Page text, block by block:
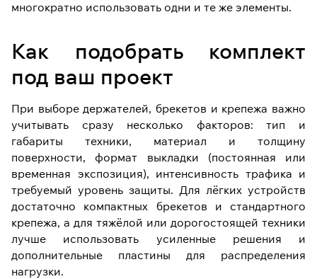
многократно использовать одни и те же элементы.
Как подобрать комплект
под ваш проект
При выборе держателей, брекетов и крепежа важно
учитывать сразу несколько факторов: тип и
габариты техники, материал и толщину
поверхности, формат выкладки (постоянная или
временная экспозиция), интенсивность трафика и
требуемый уровень защиты. Для лёгких устройств
достаточно компактных брекетов и стандартного
крепежа, а для тяжёлой или дорогостоящей техники
лучше использовать усиленные решения и
дополнительные пластины для распределения
нагрузки.